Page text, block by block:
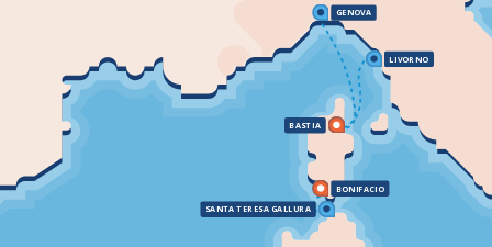
LA COMPAGNIA
ASSISTENZA
SANTA TERESA GALLURA
BASTIA
BONIFACIO
GENOVA
LIVORNO